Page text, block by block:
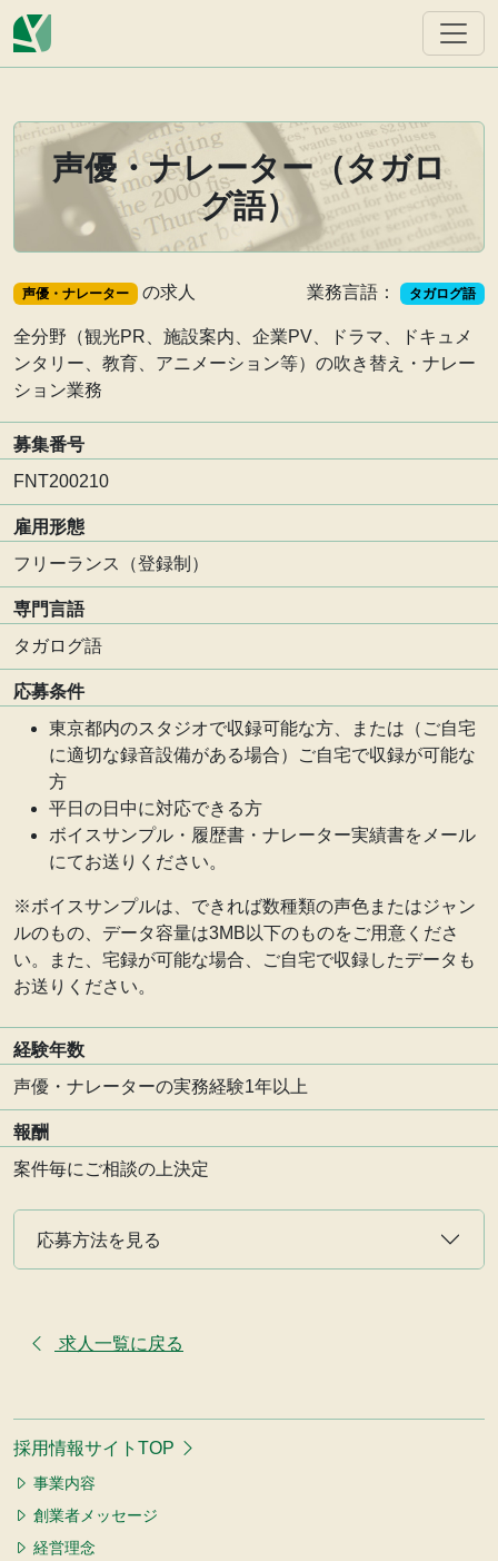
声優・ナレーター（タガロ
グ語）
声優・ナレーター の求人 業務言語： タガログ語
全分野（観光PR、施設案内、企業PV、ドラマ、ドキュメ
ンタリー、教育、アニメーション等）の吹き替え・ナレー
ション業務
募集番号
FNT200210
雇用形態
フリーランス（登録制）
専門言語
タガログ語
応募条件
東京都内のスタジオで収録可能な方、または（ご自宅
に適切な録音設備がある場合）ご自宅で収録が可能な
方
平日の日中に対応できる方
ボイスサンプル・履歴書・ナレーター実績書をメール
にてお送りください。
※ボイスサンプルは、できれば数種類の声色またはジャン
ルのもの、データ容量は3MB以下のものをご用意くださ
い。また、宅録が可能な場合、ご自宅で収録したデータも
お送りください。
経験年数
声優・ナレーターの実務経験1年以上
報酬
案件毎にご相談の上決定
応募方法を見る
求人一覧に戻る
採用情報サイトTOP
事業内容
創業者メッセージ
経営理念